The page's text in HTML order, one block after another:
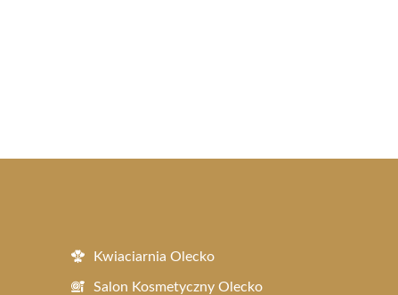
Kwiaciarnia Olecko
Salon Kosmetyczny Olecko